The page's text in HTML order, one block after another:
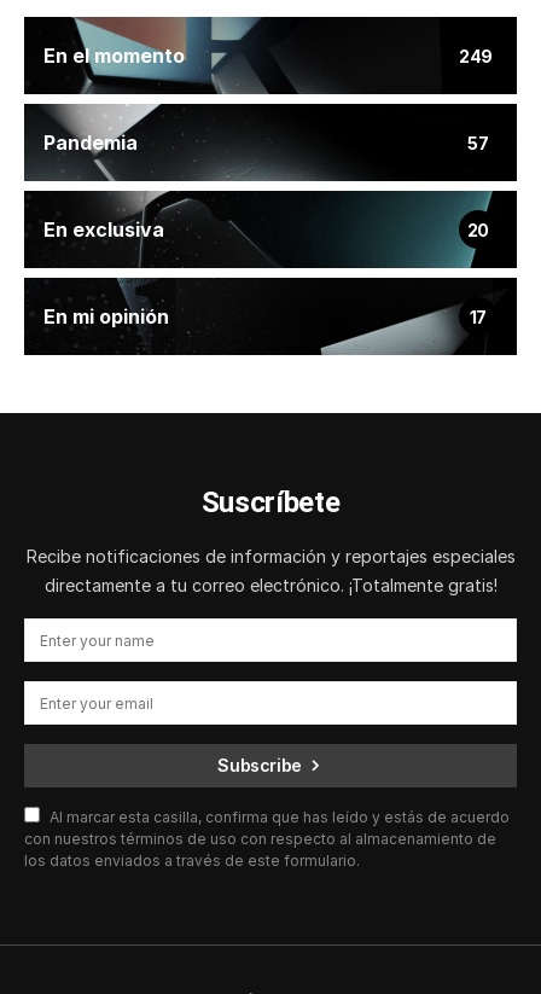
En el momento 249
Pandemia 57
En exclusiva 20
En mi opinión 17
Suscríbete
Recibe notificaciones de información y reportajes especiales
directamente a tu correo electrónico. ¡Totalmente gratis!
Subscribe
Al marcar esta casilla, confirma que has leído y estás de acuerdo
con nuestros términos de uso con respecto al almacenamiento de
los datos enviados a través de este formulario.